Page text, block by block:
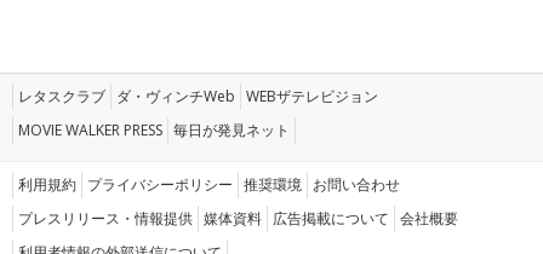
レタスクラブ ダ・ヴィンチWeb WEBザテレビジョン
MOVIE WALKER PRESS 毎日が発見ネット
利用規約 プライバシーポリシー 推奨環境 お問い合わせ
プレスリリース・情報提供 媒体資料 広告掲載について 会社概要